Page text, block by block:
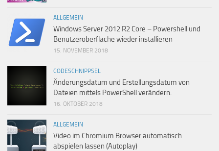
ALLGEMEIN
Windows Server 2012 R2 Core – Powershell und
Benutzeroberfläche wieder installieren
15. NOVEMBER 2018
CODESCHNIPPSEL
Änderungsdatum und Erstellungsdatum von
Dateien mittels PowerShell verändern.
16. OKTOBER 2018
ALLGEMEIN
Video im Chromium Browser automatisch
abspielen lassen (Autoplay)